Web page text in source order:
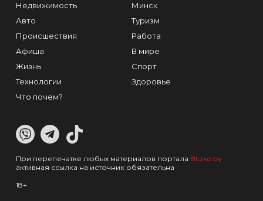
Недвижимость
Авто
Происшествия
Афиша
Жизнь
Технологии
Что почем?
Минск
Туризм
Работа
В мире
Спорт
Здоровье
При перепечатке любых материалов портала Blizko.by
активная ссылка на источник обязательна
18+